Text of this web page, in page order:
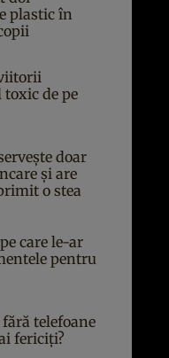
plastic în
de pe
doar
și are
o stea
care le-ar
pentru
telefoane
fericiți?